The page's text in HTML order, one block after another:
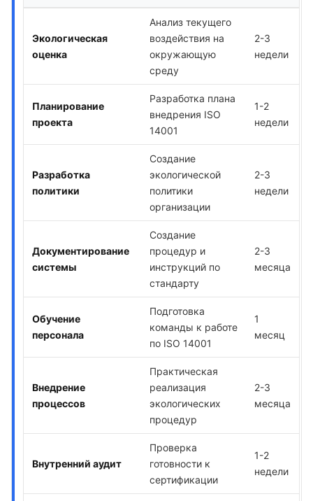
Экологическая
оценка
Анализ текущего
воздействия на
окружающую
среду
2-3
недели
Планирование
проекта
Разработка плана
внедрения ISO
14001
1-2
недели
Разработка
политики
Создание
экологической
политики
организации
2-3
недели
Документирование
системы
Создание
процедур и
инструкций по
стандарту
2-3
месяца
Обучение
персонала
Подготовка
команды к работе
по ISO 14001
1
месяц
Внедрение
процессов
Практическая
реализация
экологических
процедур
2-3
месяца
Внутренний аудит
Проверка
готовности к
сертификации
1-2
недели